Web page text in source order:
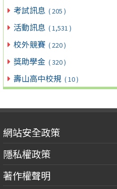
考試訊息 ( 205 )
活動訊息 ( 1,531 )
校外競賽 ( 220 )
獎助學金 ( 320 )
壽山高中校規 ( 10 )
網站安全政策
隱私權政策
著作權聲明